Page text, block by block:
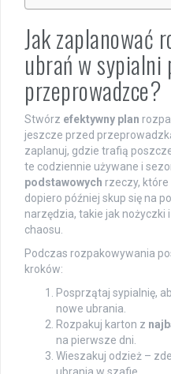
Jak zaplanować
ubrań w sypialni
przeprowadzce?
Stwórz efektywny plan
jeszcze przed
zaplanuj, gdzie trafią
te codziennie używane i
podstawowych rzeczy,
dopiero później skup się na
narzędzia, takie jak nożyczki
chaosu.
Podczas rozpakowywania
kroków:
Posprzątaj sypialnię,
nowe ubrania.
Rozpakuj karton z
na pierwsze dni.
Wieszakuj odzież –